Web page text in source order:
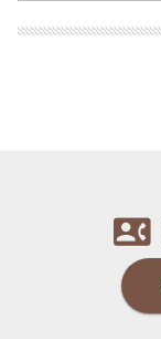
contact_phone